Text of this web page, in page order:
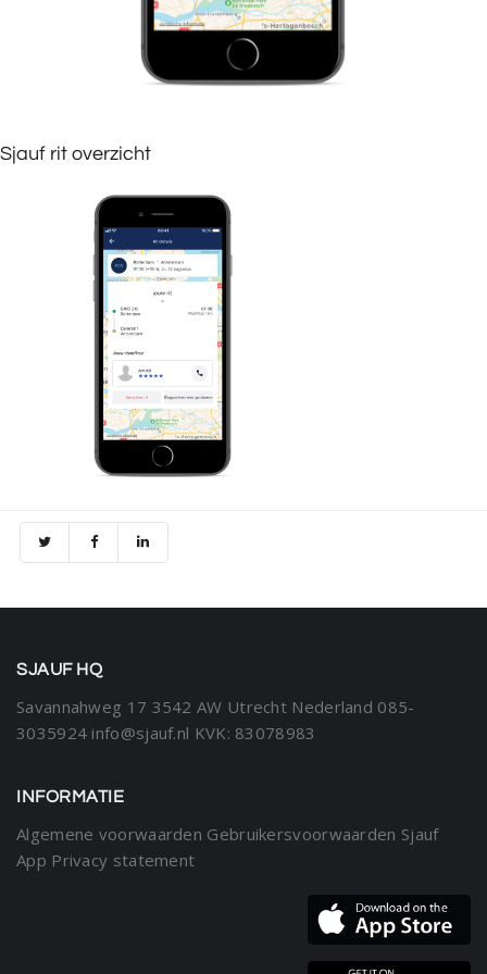
Sjauf rit overzicht
SJAUF HQ
Savannahweg 17 3542 AW Utrecht Nederland 085-
3035924 info@sjauf.nl KVK: 83078983
INFORMATIE
Algemene voorwaarden Gebruikersvoorwaarden Sjauf
App Privacy statement